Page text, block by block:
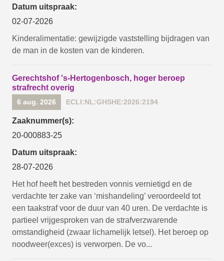
Datum uitspraak:
02-07-2026
Kinderalimentatie: gewijzigde vaststelling bijdragen van
de man in de kosten van de kinderen.
Gerechtshof 's-Hertogenbosch, hoger beroep
strafrecht overig
6 aug. 2026 ECLI:NL:GHSHE:2026:2194
Zaaknummer(s):
20-000883-25
Datum uitspraak:
28-07-2026
Het hof heeft het bestreden vonnis vernietigd en de
verdachte ter zake van ‘mishandeling’ veroordeeld tot
een taakstraf voor de duur van 40 uren. De verdachte is
partieel vrijgesproken van de strafverzwarende
omstandigheid (zwaar lichamelijk letsel). Het beroep op
noodweer(exces) is verworpen. De vo...